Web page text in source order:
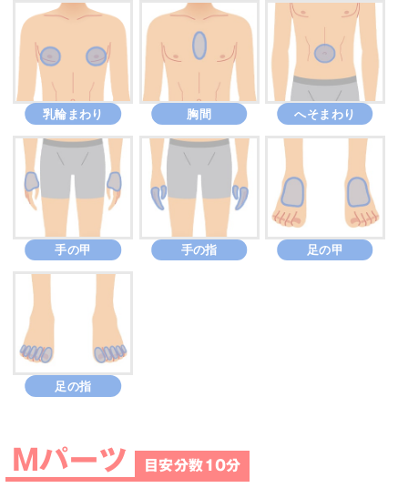
乳輪まわり 胸間 へそまわり
手の甲 手の指 足の甲
足の指
Mパーツ 目安分数10分